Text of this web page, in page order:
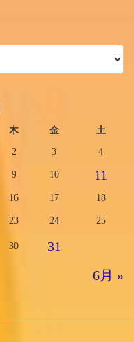
木 金 土
2 3 4
9 10 11
16 17 18
23 24 25
30
31
6月 »